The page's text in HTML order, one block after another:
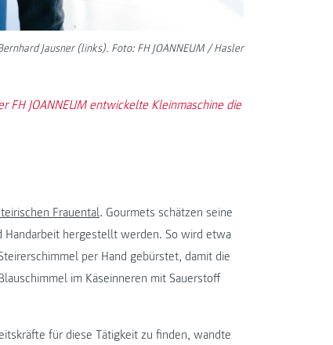
Jausner (links). Foto: FH JOANNEUM / Hasler
FH JOANNEUM entwickelte Kleinmaschine die
Frauental. Gourmets schätzen seine
hergestellt werden. So wird etwa
per Hand gebürstet, damit die
im Käseinneren mit Sauerstoff
für diese Tätigkeit zu finden, wandte